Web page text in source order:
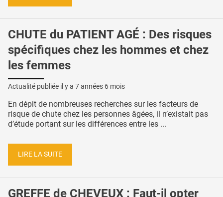
CHUTE du PATIENT AGÉ : Des risques
spécifiques chez les hommes et chez
les femmes
Actualité publiée il y a 7 années 6 mois
En dépit de nombreuses recherches sur les facteurs de
risque de chute chez les personnes âgées, il n’existait pas
d’étude portant sur les différences entre les ...
LIRE LA SUITE
GREFFE de CHEVEUX : Faut-il opter